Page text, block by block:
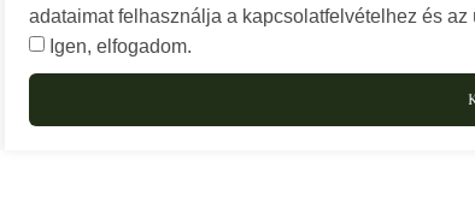
adataimat felhasználja a kapcsolatfelvételhez és az
Igen, elfogadom.